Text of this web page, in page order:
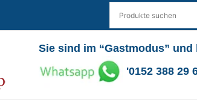
Sie sind im “Gastmodus”
'0152 388 29